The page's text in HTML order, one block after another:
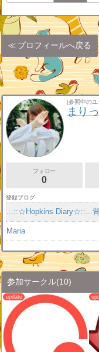
プロフィールへ戻る
[参照中のユ
まり
フォロー
0
登録ブログ
...::☆Hopkins Diary☆::...
Maria
参加サークル(10)